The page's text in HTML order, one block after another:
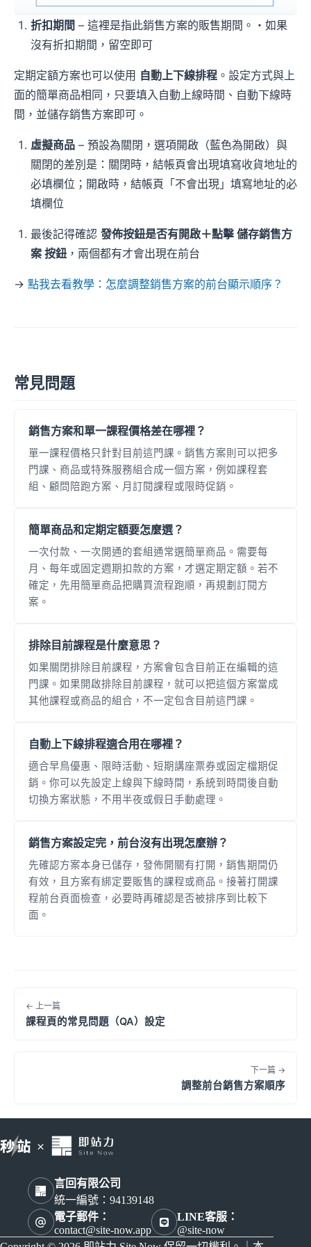
折扣期間 – 這裡是指此銷售方案的販售期間。・如果
沒有折扣期間，留空即可
定期定額方案也可以使用 自動上下線排程 。設定方式與上
面的簡單商品相同，只要填入自動上線時間、自動下線時
間，並儲存銷售方案即可。
虛擬商品 – 預設為關閉，選項開啟（藍色為開啟）與
關閉的差別是：關閉時，結帳頁會出現填寫收貨地址的
必填欄位；開啟時，結帳頁「不會出現」填寫地址的必
填欄位
最後記得確認 發佈按鈕是否有開啟＋點擊 儲存銷售方
案 按鈕 ，兩個都有才會出現在前台
→ 點我去看教學：怎麼調整銷售方案的前台顯示順序？
常見問題
銷售方案和單一課程價格差在哪裡？
單一課程價格只針對目前這門課。銷售方案則可以把多
門課、商品或特殊服務組合成一個方案，例如課程套
組、顧問陪跑方案、月訂閱課程或限時促銷。
簡單商品和定期定額要怎麼選？
一次付款、一次開通的套組通常選簡單商品。需要每
月、每年或固定週期扣款的方案，才選定期定額。若不
確定，先用簡單商品把購買流程跑順，再規劃訂閱方
案。
排除目前課程是什麼意思？
如果關閉排除目前課程，方案會包含目前正在編輯的這
門課。如果開啟排除目前課程，就可以把這個方案當成
其他課程或商品的組合，不一定包含目前這門課。
自動上下線排程適合用在哪裡？
適合早鳥優惠、限時活動、短期講座票券或固定檔期促
銷。你可以先設定上線與下線時間，系統到時間後自動
切換方案狀態，不用半夜或假日手動處理。
銷售方案設定完，前台沒有出現怎麼辦？
先確認方案本身已儲存，發佈開關有打開，銷售期間仍
有效，且方案有綁定要販售的課程或商品。接著打開課
程前台頁面檢查，必要時再確認是否被排序到比較下
面。
← 上一篇
課程頁的常見問題（QA）設定
下一篇 →
調整前台銷售方案順序
言回有限公司
統一編號：94139148
電子郵件：
contact@site-now.app
LINE客服：
@site-now